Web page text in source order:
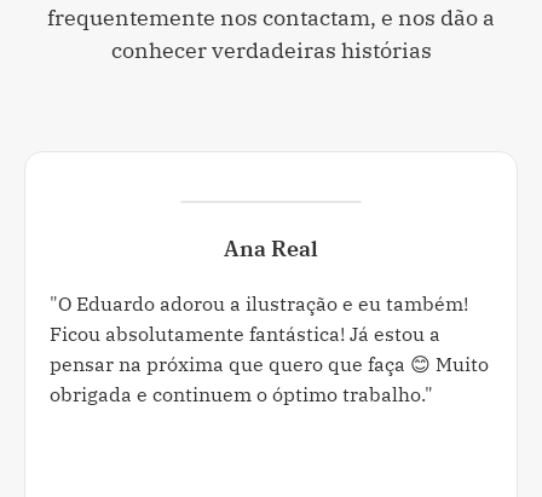
frequentemente nos contactam, e nos dão a
conhecer verdadeiras histórias
Ana Real
"O Eduardo adorou a ilustração e eu também!
Ficou absolutamente fantástica! Já estou a
pensar na próxima que quero que faça 😊 Muito
obrigada e continuem o óptimo trabalho."